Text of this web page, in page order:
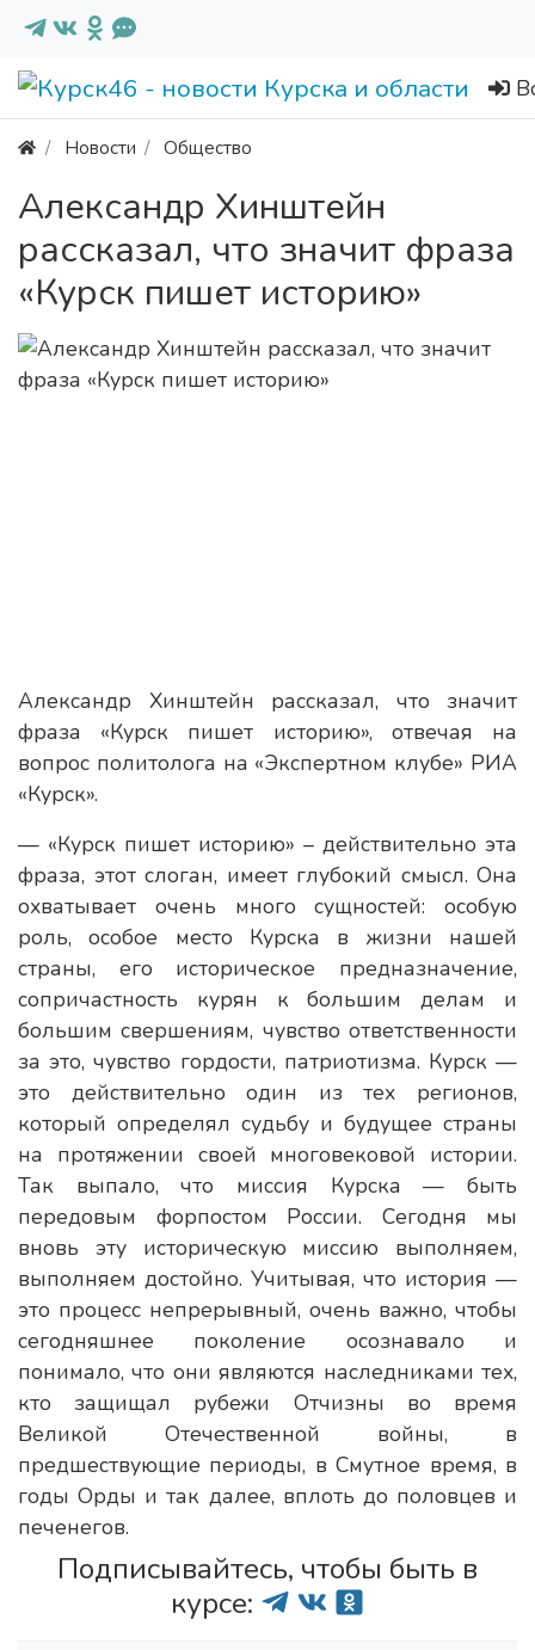
Новости Общество
Александр Хинштейн
рассказал, что значит фраза
«Курск пишет историю»
Александр Хинштейн рассказал, что значит
фраза «Курск пишет историю», отвечая на
вопрос политолога на «Экспертном клубе» РИА
«Курск».
— «Курск пишет историю» – действительно эта
фраза, этот слоган, имеет глубокий смысл. Она
охватывает очень много сущностей: особую
роль, особое место Курска в жизни нашей
страны, его историческое предназначение,
сопричастность курян к большим делам и
большим свершениям, чувство ответственности
за это, чувство гордости, патриотизма. Курск —
это действительно один из тех регионов,
который определял судьбу и будущее страны
на протяжении своей многовековой истории.
Так выпало, что миссия Курска — быть
передовым форпостом России. Сегодня мы
вновь эту историческую миссию выполняем,
выполняем достойно. Учитывая, что история —
это процесс непрерывный, очень важно, чтобы
сегодняшнее поколение осознавало и
понимало, что они являются наследниками тех,
кто защищал рубежи Отчизны во время
Великой Отечественной войны, в
предшествующие периоды, в Смутное время, в
годы Орды и так далее, вплоть до половцев и
печенегов.
Подписывайтесь, чтобы быть в
курсе: